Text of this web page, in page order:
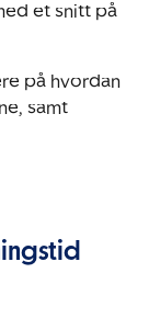
et snitt på
på hvordan
samt